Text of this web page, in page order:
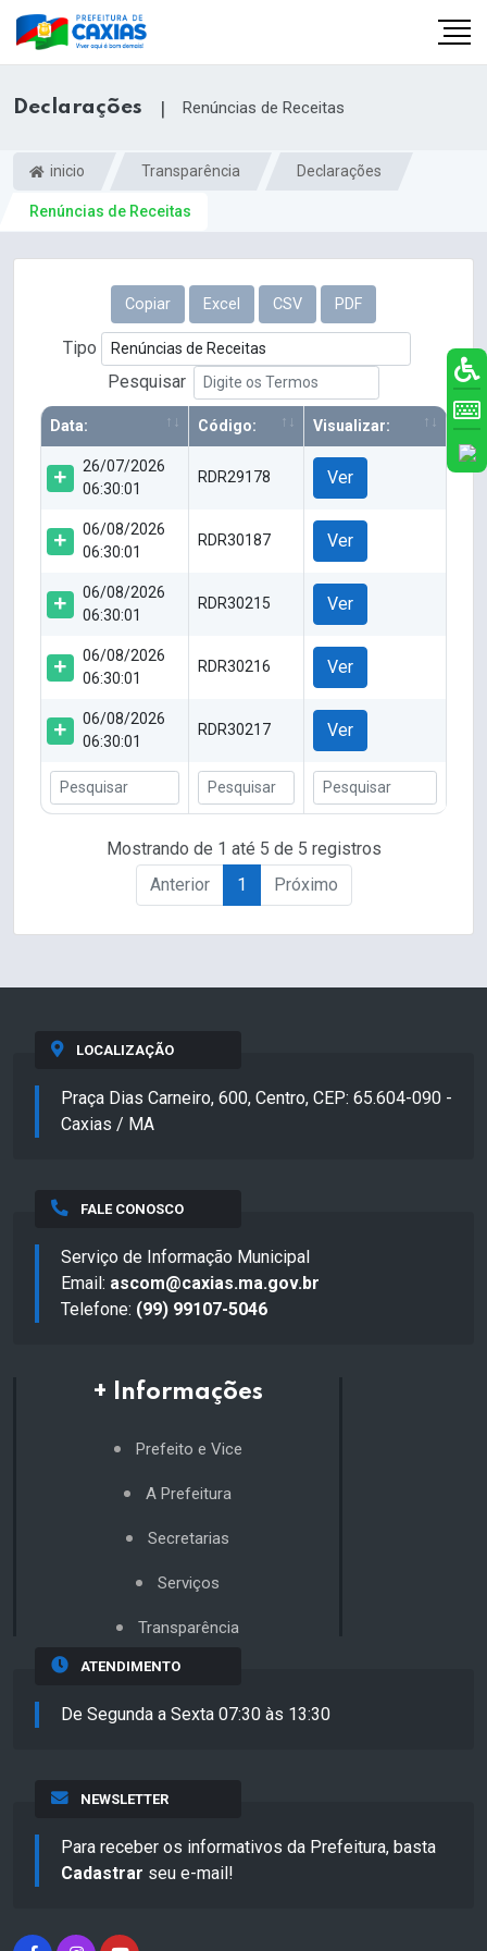
Declarações | Renúncias de Receitas
inicio Transparência Declarações
Renúncias de Receitas
Copiar Excel CSV PDF
Tipo
Pesquisar
Data: Código: Visualizar:
26/07/2026
06:30:01
RDR29178 Ver
06/08/2026
06:30:01
RDR30187 Ver
06/08/2026
06:30:01
RDR30215 Ver
06/08/2026
06:30:01
RDR30216 Ver
06/08/2026
06:30:01
RDR30217 Ver
Mostrando de 1 até 5 de 5 registros
Anterior
1 Próximo
LOCALIZAÇÃO
Praça Dias Carneiro, 600, Centro, CEP: 65.604-090 -
Caxias / MA
FALE CONOSCO
Serviço de Informação Municipal
Email: ascom@caxias.ma.gov.br
Telefone: (99) 99107-5046
+ Informações
Prefeito e Vice
A Prefeitura
Secretarias
Serviços
Transparência
ATENDIMENTO
De Segunda a Sexta 07:30 às 13:30
NEWSLETTER
Para receber os informativos da Prefeitura, basta
Cadastrar seu e-mail!